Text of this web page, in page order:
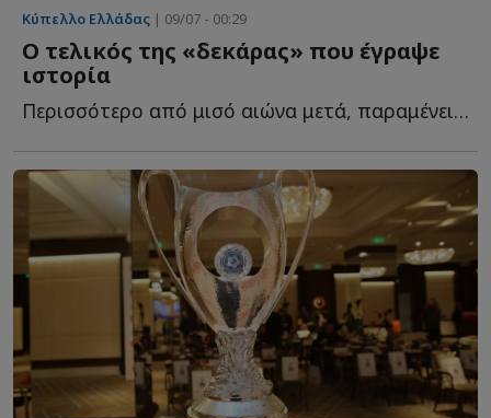
Κύπελλο Ελλάδας | 09/07 - 00:29
Ο τελικός της «δεκάρας» που έγραψε
ιστορία
Περισσότερο από μισό αιώνα μετά, παραμένει ένα από τ...